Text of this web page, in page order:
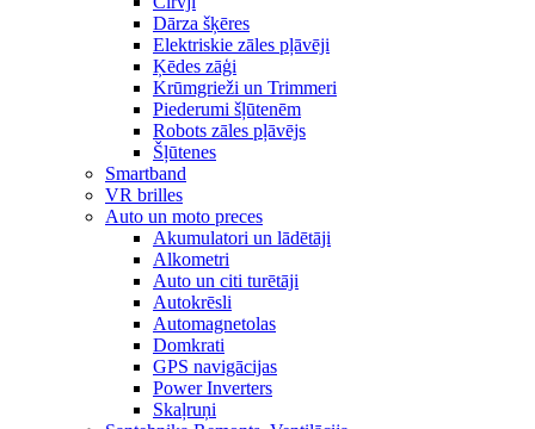
Dārza šķēres
Elektriskie zāles pļāvēji
Ķēdes zāģi
Krūmgrieži un Trimmeri
Piederumi šļūtenēm
Robots zāles pļāvējs
Šļūtenes
Smartband
VR brilles
Auto un moto preces
Akumulatori un lādētāji
Alkometri
Auto un citi turētāji
Autokrēsli
Automagnetolas
Domkrati
GPS navigācijas
Power Inverters
Skaļruņi